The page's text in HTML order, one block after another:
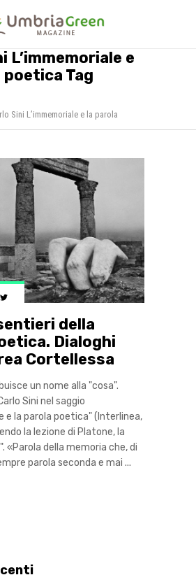
L’immemoriale e
poetica Tag
Sini L’immemoriale e la parola
della
Dialoghi
Cortellessa
un nome alla "cosa".
Sini nel saggio
e la parola poetica" (Interlinea,
la lezione di Platone, la
«Parola della memoria che, di
parola seconda e mai